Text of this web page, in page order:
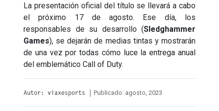
La presentación oficial del título se llevará a cabo
el próximo 17 de agosto. Ese día, los
responsables de su desarrollo (Sledghammer
Games), se dejarán de medias tintas y mostrarán
de una vez por todas cómo luce la entrega anual
del emblemático Call of Duty.
Autor: viaxesports | Publicado: agosto, 2023